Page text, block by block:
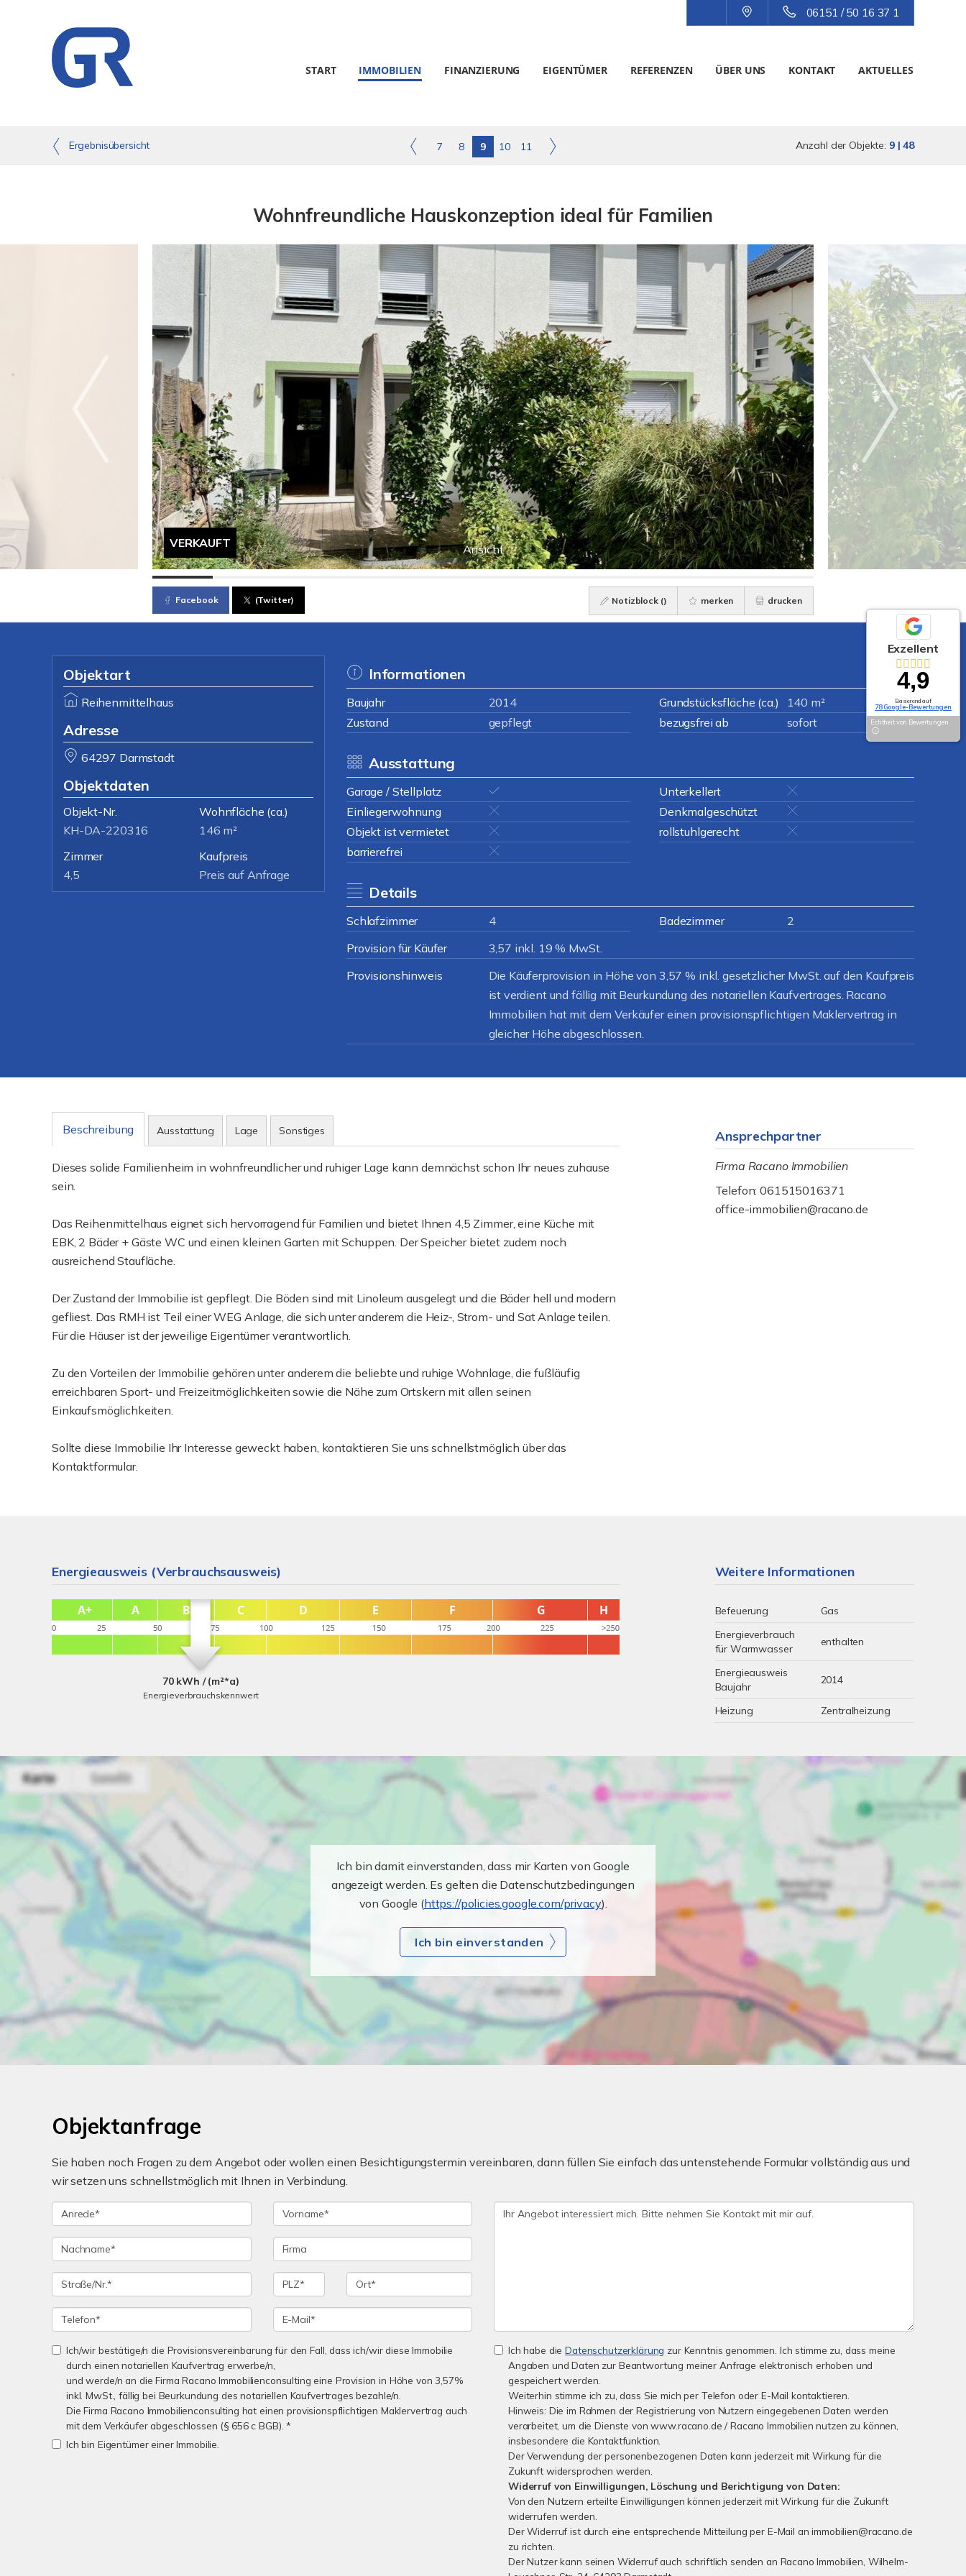
06151 / 50 16 37 1
START IMMOBILIEN FINANZIERUNG EIGENTÜMER REFERENZEN ÜBER UNS KONTAKT AKTUELLES
Ergebnisübersicht 7 8 9 10 11 Anzahl der Objekte: 9 | 48
Wohnfreundliche Hauskonzeption ideal für Familien
Ansicht
VERKAUFT
Facebook (Twitter) Notizblock () merken drucken
Objektart
Reihenmittelhaus
Adresse
64297 Darmstadt
Objektdaten
Objekt-Nr.
KH-DA-220316
Wohnfläche (ca.)
146 m²
Zimmer
4,5
Kaufpreis
Preis auf Anfrage
Informationen
Baujahr 2014 Grundstücksfläche (ca.)
140 m²
Zustand
gepflegt bezugsfrei ab sofort
Ausstattung
Garage / Stellplatz
Unterkellert
Einliegerwohnung
Denkmalgeschützt
Objekt ist vermietet
rollstuhlgerecht
barrierefrei
Details
Schlafzimmer 4 Badezimmer
2
Provision für Käufer
3,57 inkl. 19 % MwSt.
Provisionshinweis
Die Käuferprovision in Höhe von 3,57 % inkl. gesetzlicher MwSt. auf den Kaufpreis
ist verdient und fällig mit Beurkundung des notariellen Kaufvertrages. Racano
Immobilien hat mit dem Verkäufer einen provisionspflichtigen Maklervertrag in
gleicher Höhe abgeschlossen.
Beschreibung Ausstattung Lage Sonstiges
Dieses solide Familienheim in wohnfreundlicher und ruhiger Lage kann demnächst schon Ihr neues zuhause
sein.
Das Reihenmittelhaus eignet sich hervorragend für Familien und bietet Ihnen 4,5 Zimmer, eine Küche mit
EBK, 2 Bäder + Gäste WC und einen kleinen Garten mit Schuppen. Der Speicher bietet zudem noch
ausreichend Staufläche.
Der Zustand der Immobilie ist gepflegt. Die Böden sind mit Linoleum ausgelegt und die Bäder hell und modern
gefliest. Das RMH ist Teil einer WEG Anlage, die sich unter anderem die Heiz-, Strom- und Sat Anlage teilen.
Für die Häuser ist der jeweilige Eigentümer verantwortlich.
Zu den Vorteilen der Immobilie gehören unter anderem die beliebte und ruhige Wohnlage, die fußläufig
erreichbaren Sport- und Freizeitmöglichkeiten sowie die Nähe zum Ortskern mit allen seinen
Einkaufsmöglichkeiten.
Sollte diese Immobilie Ihr Interesse geweckt haben, kontaktieren Sie uns schnellstmöglich über das
Kontaktformular.
Ansprechpartner
Firma Racano Immobilien
Telefon: 061515016371
office-immobilien@racano.de
Energieausweis (Verbrauchsausweis)
70 kWh / (m²*a)
Energieverbrauchskennwert
Weitere Informationen
Befeuerung
Gas
Energieverbrauch
für Warmwasser
enthalten
Energieausweis
Baujahr
2014
Heizung Zentralheizung
Ich bin damit einverstanden, dass mir Karten von Google
angezeigt werden. Es gelten die Datenschutzbedingungen
von Google (https://policies.google.com/privacy).
Ich bin einverstanden
Objektanfrage
Sie haben noch Fragen zu dem Angebot oder wollen einen Besichtigungstermin vereinbaren, dann füllen Sie einfach das untenstehende Formular vollständig aus und
wir setzen uns schnellstmöglich mit Ihnen in Verbindung.
Ich/wir bestätige/n die Provisionsvereinbarung für den Fall, dass ich/wir diese Immobilie
durch einen notariellen Kaufvertrag erwerbe/n,
und werde/n an die Firma Racano Immobilienconsulting eine Provision in Höhe von 3,57%
inkl. MwSt., fällig bei Beurkundung des notariellen Kaufvertrages bezahle/n.
Die Firma Racano Immobilienconsulting hat einen provisionspflichtigen Maklervertrag auch
mit dem Verkäufer abgeschlossen (§ 656 c BGB). *
Ich bin Eigentümer einer Immobilie.
Ich habe dieDatenschutzerklärung zur Kenntnis genommen. Ich stimme zu, dass meine
Angaben und Daten zur Beantwortung meiner Anfrage elektronisch erhoben und
gespeichert werden.
Weiterhin stimme ich zu, dass Sie mich per Telefon oder E-Mail kontaktieren.
Hinweis: Die im Rahmen der Registrierung von Nutzern eingegebenen Daten werden
verarbeitet, um die Dienste von www.racano.de / Racano Immobilien nutzen zu können,
insbesondere die Kontaktfunktion.
Der Verwendung der personenbezogenen Daten kann jederzeit mit Wirkung für die
Zukunft widersprochen werden.
Widerruf von Einwilligungen, Löschung und Berichtigung von Daten:
Von den Nutzern erteilte Einwilligungen können jederzeit mit Wirkung für die Zukunft
widerrufen werden.
Der Widerruf ist durch eine entsprechende Mitteilung per E-Mail an immobilien@racano.de
zu richten.
Der Nutzer kann seinen Widerruf auch schriftlich senden an Racano Immobilien, Wilhelm-
Exzellent
4,9
Basierend auf
78 Google-Bewertungen
Echtheit von Bewertungen